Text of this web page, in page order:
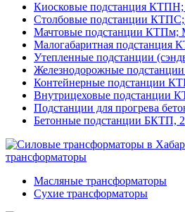
Киосковые подстанция
Столбовые подстанции
Мачтовые подстанции
Малогабаритная
Утепленные подстанции
Железнодорожные
Контейнерные подстанции
Внутрицеховые подстанции
Подстанции для прогрева
Бетонные подстанции БКТП,
трансформаторы
Масляные трансформаторы
Сухие трансформаторы